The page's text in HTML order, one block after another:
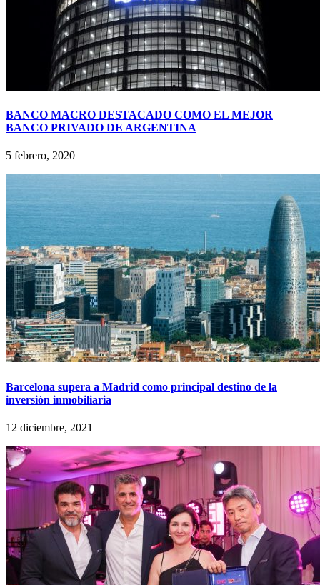
BANCO MACRO DESTACADO COMO EL MEJOR
BANCO PRIVADO DE ARGENTINA
5 febrero, 2020
Barcelona supera a Madrid como principal destino de la
inversión inmobiliaria
12 diciembre, 2021